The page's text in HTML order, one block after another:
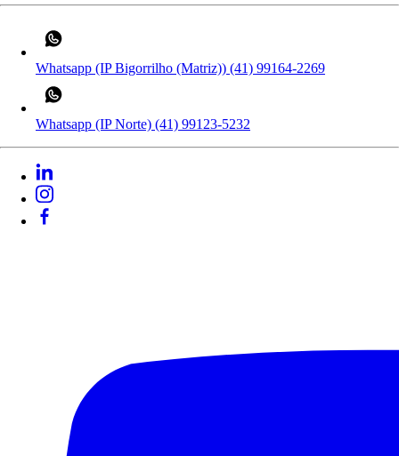
Whatsapp (IP Bigorrilho (Matriz)) (41) 99164-2269
Whatsapp (IP Norte) (41) 99123-5232